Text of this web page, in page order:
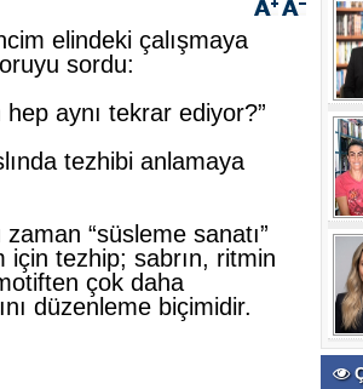
elindeki çalışmaya
sordu:
aynı tekrar ediyor?”
tezhibi anlamaya
“süsleme sanatı”
için tezhip; sabrın, ritmin
çok daha
düzenleme biçimidir.